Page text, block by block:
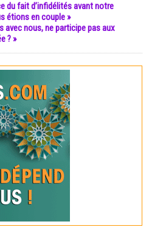
du fait d’infidélités avant notre
étions en couple »
avec nous, ne participe pas aux
? »